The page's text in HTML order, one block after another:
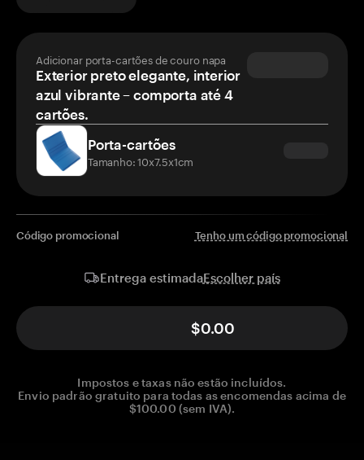
Adicionar porta-cartões de couro napa
Exterior preto elegante, interior
azul vibrante – comporta até 4
cartões.
Porta-cartões
Tamanho: 10x7.5x1cm
Código promocional Tenho um código promocional
Entrega estimadaEscolher país
$0.00
Impostos e taxas não estão incluídos.
Envio padrão gratuito para todas as encomendas acima de
$100.00 (sem IVA).